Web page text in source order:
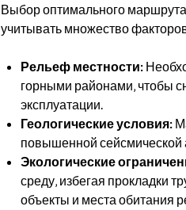
Выбор оптимального
учитывать множество
Рельеф местности:
горными районами‚ чтобы
эксплуатации.
Геологические условия:
повышенной сейсмической
Экологические
среду‚ избегая прокладки
объекты и места обитания